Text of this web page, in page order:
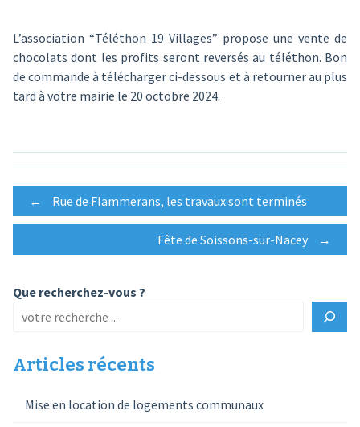
L’association “Téléthon 19 Villages” propose une vente de
chocolats dont les profits seront reversés au téléthon. Bon
de commande à télécharger ci-dessous et à retourner au plus
tard à votre mairie le 20 octobre 2024.
Post
navigation
← Rue de Flammerans, les travaux sont terminés
Fête de Soissons-sur-Nacey →
Que recherchez-vous ?
Articles récents
Mise en location de logements communaux